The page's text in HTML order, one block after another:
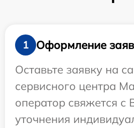
1
Оформление
Оставьте заявку на
сервисного центра
оператор свяжется с
уточнения